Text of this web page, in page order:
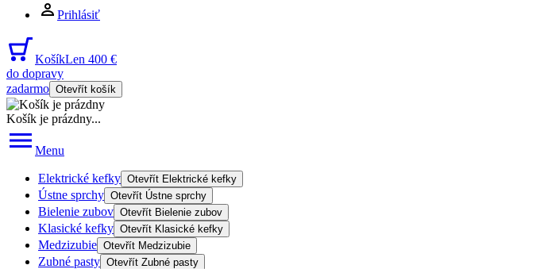
Prihlásiť
KošíkLen 400 €
do dopravy
zadarmo Otevřít košík
Košík je prázdny...
Menu
Elektrické kefky Otevřít Elektrické kefky
Ústne sprchy Otevřít Ústne sprchy
Bielenie zubov Otevřít Bielenie zubov
Klasické kefky Otevřít Klasické kefky
Medzizubie Otevřít Medzizubie
Zubné pasty Otevřít Zubné pasty